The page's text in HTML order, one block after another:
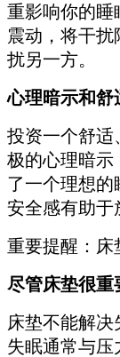
重影响你的睡
震动，将干
扰另一方。
心理暗示和舒
投资一个舒适
极的心理暗示
了一个理想的
安全感有助于
重要提醒：床
尽管床垫很重
床垫不能解
失眠通常与压